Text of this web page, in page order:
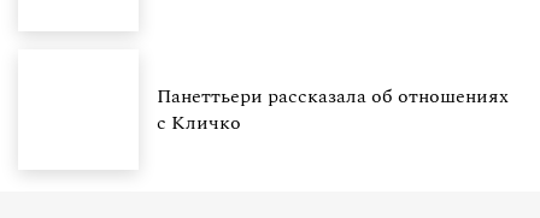
Панеттьери рассказала об отношениях
с Кличко